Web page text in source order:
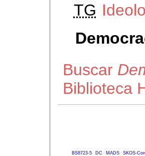
TG
Buscar
Biblioteca
BS8723-5 DC MADS SKOS-